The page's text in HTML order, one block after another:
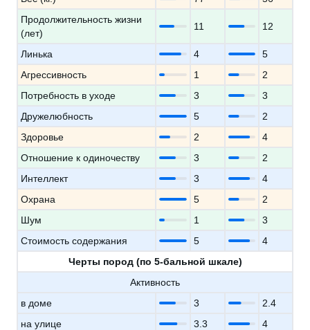
Продолжительность жизни
(лет)
11 12
Линька 4
5
Агрессивность
1
2
Потребность в уходе
3
3
Дружелюбность
5
2
Здоровье
2
4
Отношение к одиночеству
3
2
Интеллект
3
4
Охрана
5
2
Шум
1
3
Стоимость содержания
5
4
Черты пород (по 5-бальной шкале)
Активность
в доме
3
2.4
на улице
3.3
4